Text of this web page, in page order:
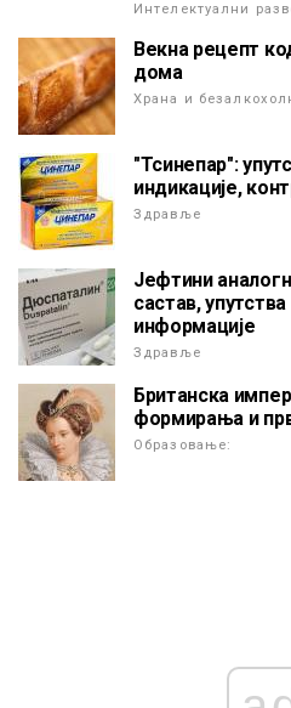
Интелектуални
Векна рецепт
дома
Храна и
"Тсинепар":
индикације,
Здравље
Јефтини
састав,
информације
Здравље
Британска
формирања и
Образовање: